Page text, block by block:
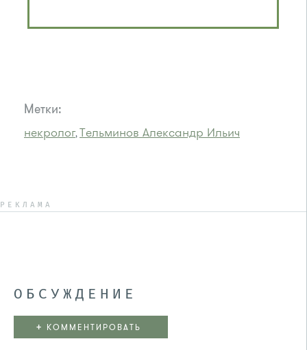
Метки:
некролог,Тельминов Александр Ильич
РЕКЛАМА
ОБСУЖДЕНИЕ
+ КОММЕНТИРОВАТЬ